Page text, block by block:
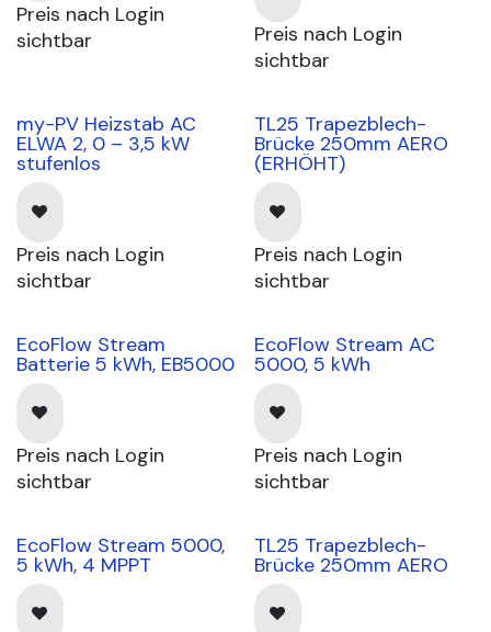
Preis nach Login
sichtbar
Preis nach Login
sichtbar
my-PV Heizstab AC
ELWA 2, 0 – 3,5 kW
stufenlos
Preis nach Login
sichtbar
TL25 Trapezblech-
Brücke 250mm AERO
(ERHÖHT)
Preis nach Login
sichtbar
coming soon
EcoFlow Stream
Batterie 5 kWh, EB5000
Preis nach Login
sichtbar
coming soon
EcoFlow Stream AC
5000, 5 kWh
Preis nach Login
sichtbar
coming soon
EcoFlow Stream 5000,
5 kWh, 4 MPPT
TL25 Trapezblech-
Brücke 250mm AERO